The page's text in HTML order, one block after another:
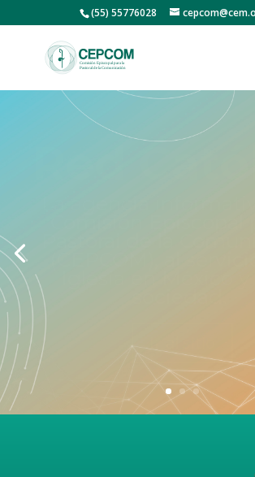
(55) 55776028
humanos
Ver más información